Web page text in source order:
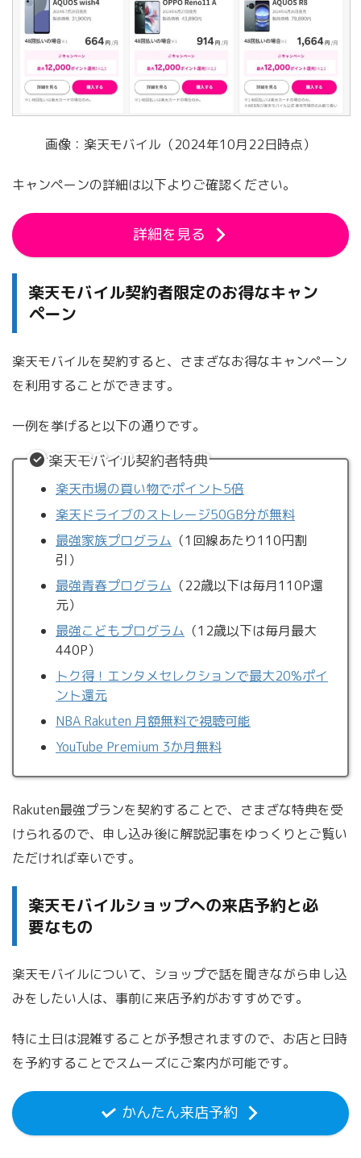
画像：楽天モバイル（2024年10月22日時点）
キャンペーンの詳細は以下よりご確認ください。
詳細を見る
楽天モバイル契約者限定のお得なキャン
ペーン
楽天モバイルを契約すると、さまざなお得なキャンペーン
を利用することができます。
一例を挙げると以下の通りです。
楽天モバイル契約者特典
楽天市場の買い物でポイント5倍
楽天ドライブのストレージ50GB分が無料
最強家族プログラム （1回線あたり110円割
引）
最強青春プログラム （22歳以下は毎月110P還
元）
最強こどもプログラム （12歳以下は毎月最大
440P）
トク得！エンタメセレクションで最大20%ポイ
ント還元
NBA Rakuten 月額無料で視聴可能
YouTube Premium 3か月無料
Rakuten最強プランを契約することで、さまざな特典を受
けられるので、申し込み後に解説記事をゆっくりとご覧い
ただければ幸いです。
楽天モバイルショップへの来店予約と必
要なもの
楽天モバイルについて、ショップで話を聞きながら申し込
みをしたい人は、事前に来店予約がおすすめです。
特に土日は混雑することが予想されますので、お店と日時
を予約することでスムーズにご案内が可能です。
かんたん来店予約